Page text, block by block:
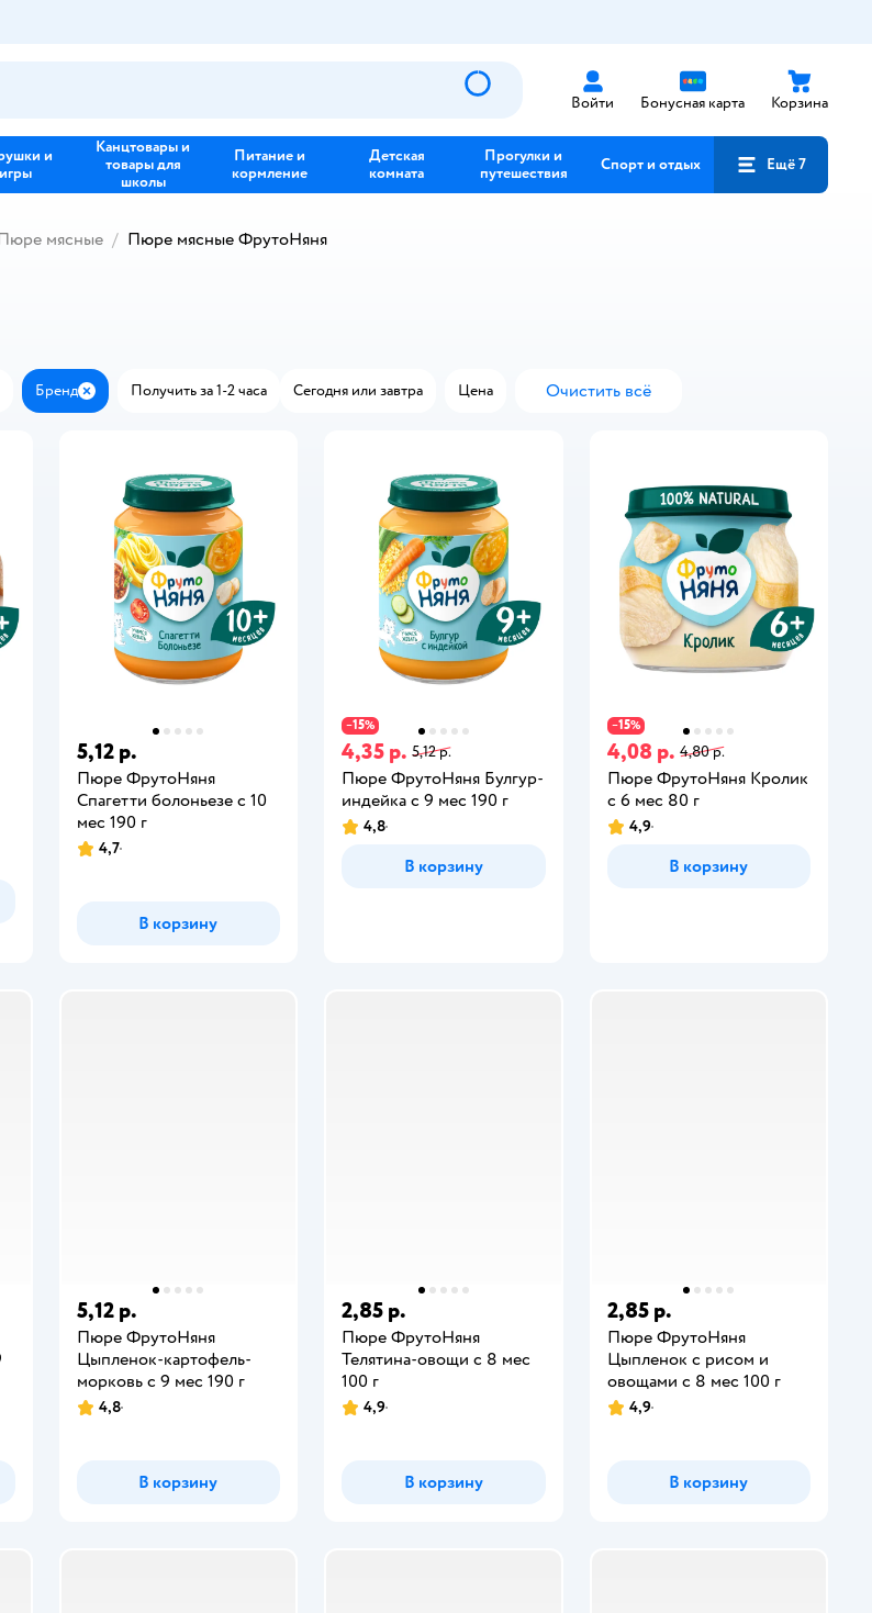
Войти Бонусная карта Корзина
и
игры
Канцтовары и
товары для
школы
Питание и
кормление
Детская
комната
Прогулки и
путешествия
Спорт и отдых Ещё 7
мясные Пюре мясные ФрутоНяня
Бренд ЗакрытьПолучить за 1-2 часа Сегодня или завтра Цена Очистить всё
5,12 р.
Пюре ФрутоНяня
Спагетти болоньезе с 10
мес 190 г
4,7
В корзину
−15%
4,35 р. 5,12 р.
Пюре ФрутоНяня Булгур-
индейка с 9 мес 190 г
4,8
В корзину
−15%
4,08 р. 4,80 р.
Пюре ФрутоНяня Кролик
с 6 мес 80 г
4,9
В корзину
5,12 р.
Пюре ФрутоНяня
Цыпленок-картофель-
морковь с 9 мес 190 г
4,8
В корзину
2,85 р.
Пюре ФрутоНяня
Телятина-овощи с 8 мес
100 г
4,9
В корзину
2,85 р.
Пюре ФрутоНяня
Цыпленок с рисом и
овощами с 8 мес 100 г
4,9
В корзину